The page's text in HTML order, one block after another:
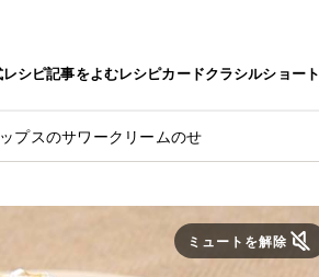
シピ記事をよむレシピカードクラシルショート
プスのサワークリームのせ
ミュートを解除